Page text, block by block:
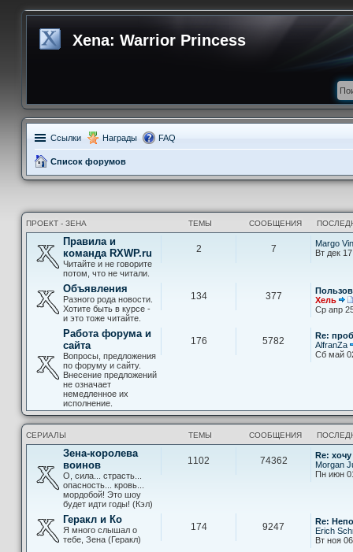
Xena: Warrior Princess
Ссылки Награды FAQ
Список форумов
ПРОЕКТ - ЗЕНА ТЕМЫ СООБЩЕНИЯ
Правила и
команда RXWP.ru
Читайте и не говорите
потом, что не читали.
2 7
Margo
Вт дек
Объявления
Разного рода новости.
Хотите быть в курсе -
и это тоже читайте.
134 377
Хель
Ср апр
Работа форума и
сайта
Вопросы, предложения
по форуму и сайту.
Внесение предложений
не означает
немедленное их
исполнение.
176 5782
Re:
AlfranZa
Сб май
СЕРИАЛЫ ТЕМЫ СООБЩЕНИЯ
Зена-королева
воинов
О, сила... страсть...
опасность... кровь...
мордобой! Это шоу
будет идти годы! (Кэл)
1102 74362
Re:
Morgan
Пн июн
Геракл и Ко
Я много слышал о
тебе, Зена (Геракл)
174 9247
Re:
Erich
Вт ноя